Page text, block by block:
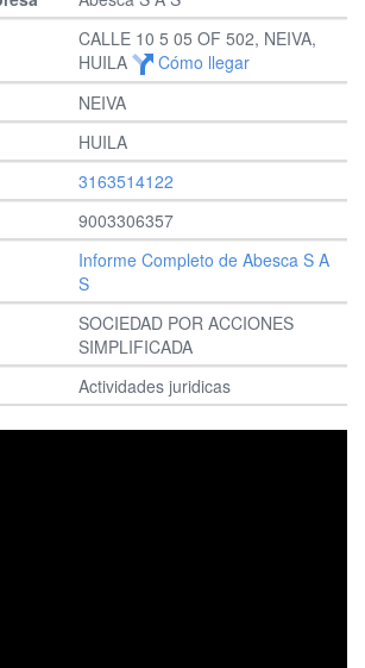
CALLE 10 5 05 OF 502, NEIVA,
HUILA
Cómo llegar
NEIVA
HUILA
3163514122
9003306357
Informe Completo de Abesca S A
S
SOCIEDAD POR ACCIONES
SIMPLIFICADA
Actividades juridicas